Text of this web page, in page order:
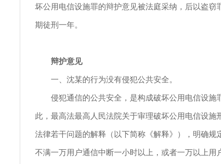
坏公用电信设施罪的辩护意见被法庭采纳，后以盗窃
期徒刑一年。
辩护意见
一、沈某的行为没有侵犯公共安全。
侵犯通信的公共安全，是构成破坏公用电信设施
此，最高法最高人民法院关于审理破坏公用电信设施
法律若干问题的解释（以下简称《解释》），明确规
不满一万用户通信中断一小时以上，或者一万以上用